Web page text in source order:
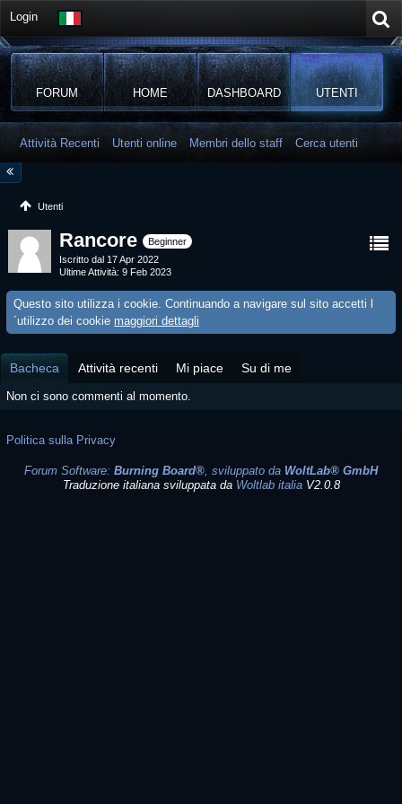
Login
FORUM HOME DASHBOARD UTENTI
Attività Recenti Utenti online Membri dello staff Cerca utenti
Utenti
Rancore
Beginner
Iscritto dal 17 Apr 2022
Ultime Attività 9 Feb 2023
Questo sito utilizza i cookie. Continuando a navigare sul sito accetti l
´utilizzo dei cookie maggiori dettagli
Bacheca Attività recenti Mi piace Su di me
Non ci sono commenti al momento.
Politica sulla Privacy
Forum Software: Burning Board®, sviluppato da WoltLab® GmbH
Traduzione italiana sviluppata da Woltlab italiaV2.0.8